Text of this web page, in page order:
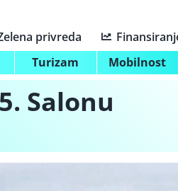
Turizam Mobilnost
privreda
Salonu